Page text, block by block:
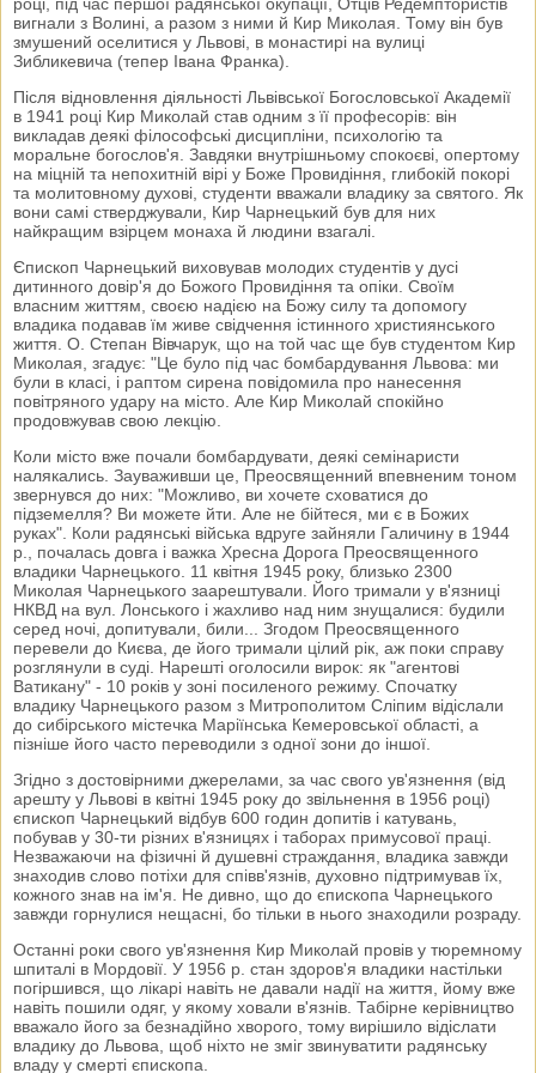
вигнали з Волині, а разом з ними й Кир Миколая. Тому він був
змушений оселитися у Львові, в монастирі на вулиці
Зибликевича (тепер Івана Франка).
Після відновлення діяльності Львівської Богословської Академії
в 1941 році Кир Миколай став одним з її професорів: він
викладав деякі філософські дисципліни, психологію та
моральне богослов'я. Завдяки внутрішньому спокоєві, опертому
на міцній та непохитній вірі у Боже Провидіння, глибокій покорі
та молитовному духові, студенти вважали владику за святого. Як
вони самі стверджували, Кир Чарнецький був для них
найкращим взірцем монаха й людини взагалі.
Єпископ Чарнецький виховував молодих студентів у дусі
дитинного довір'я до Божого Провидіння та опіки. Своїм
власним життям, своєю надією на Божу силу та допомогу
владика подавав їм живе свідчення істинного християнського
життя. О. Степан Вівчарук, що на той час ще був студентом Кир
Миколая, згадує: "Це було під час бомбардування Львова: ми
були в класі, і раптом сирена повідомила про нанесення
повітряного удару на місто. Але Кир Миколай спокійно
продовжував свою лекцію.
Коли місто вже почали бомбардувати, деякі семінаристи
налякались. Зауваживши це, Преосвященний впевненим тоном
звернувся до них: "Можливо, ви хочете сховатися до
підземелля? Ви можете йти. Але не бійтеся, ми є в Божих
руках". Коли радянські війська вдруге зайняли Галичину в 1944
р., почалась довга і важка Хресна Дорога Преосвященного
владики Чарнецького. 11 квітня 1945 року, близько 2300
Миколая Чарнецького заарештували. Його тримали у в'язниці
НКВД на вул. Лонського і жахливо над ним знущалися: будили
серед ночі, допитували, били... Згодом Преосвященного
перевели до Києва, де його тримали цілий рік, аж поки справу
розглянули в суді. Нарешті оголосили вирок: як "агентові
Ватикану" - 10 років у зоні посиленого режиму. Спочатку
владику Чарнецького разом з Митрополитом Сліпим відіслали
до сибірського містечка Маріїнська Кемеровської області, а
пізніше його часто переводили з одної зони до іншої.
Згідно з достовірними джерелами, за час свого ув'язнення (від
арешту у Львові в квітні 1945 року до звільнення в 1956 році)
єпископ Чарнецький відбув 600 годин допитів і катувань,
побував у 30-ти різних в'язницях і таборах примусової праці.
Незважаючи на фізичні й душевні страждання, владика завжди
знаходив слово потіхи для співв'язнів, духовно підтримував їх,
кожного знав на ім'я. Не дивно, що до єпископа Чарнецького
завжди горнулися нещасні, бо тільки в нього знаходили розраду.
Останні роки свого ув'язнення Кир Миколай провів у тюремному
шпиталі в Мордовії. У 1956 р. стан здоров'я владики настільки
погіршився, що лікарі навіть не давали надії на життя, йому вже
навіть пошили одяг, у якому ховали в'язнів. Табірне керівництво
вважало його за безнадійно хворого, тому вирішило відіслати
владику до Львова, щоб ніхто не зміг звинуватити радянську
владу у смерті єпископа.